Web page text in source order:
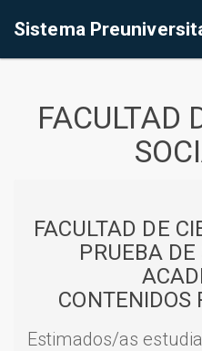
Sistema
FACULTAD
FACULTAD DE
PRUEBA
CONTENIDOS
Estimados/as